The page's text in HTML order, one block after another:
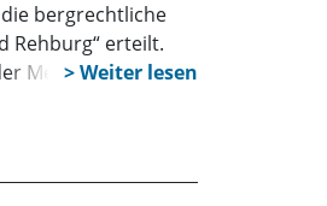
die bergrechtliche
Rehburg“ erteilt.
Meer und bietet